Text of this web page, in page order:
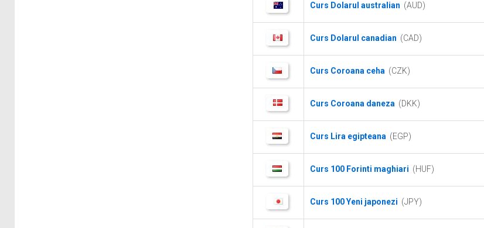
Curs Dolarul australian (AUD)
Curs Dolarul canadian (CAD)
Curs Coroana ceha (CZK)
Curs Coroana daneza (DKK)
Curs Lira egipteana (EGP)
Curs 100 Forinti maghiari (HUF)
Curs 100 Yeni japonezi (JPY)